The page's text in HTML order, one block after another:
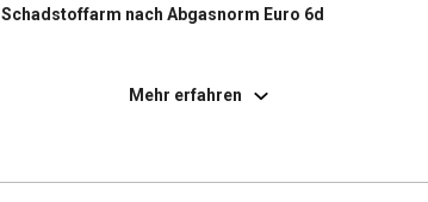
Schadstoffarm nach Abgasnorm Euro 6d
Mehr erfahren